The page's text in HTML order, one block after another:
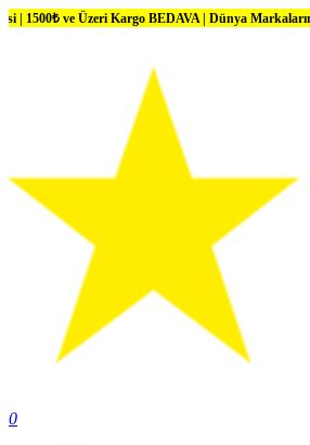
Kargo BEDAVA | Dünya Markalarında Büyük
0